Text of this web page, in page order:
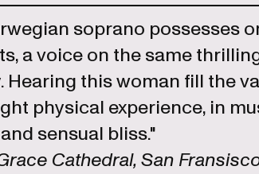
soprano possesses
a voice on the same
Hearing this woman fill the
physical experience, in
sensual bliss."
Cathedral, San